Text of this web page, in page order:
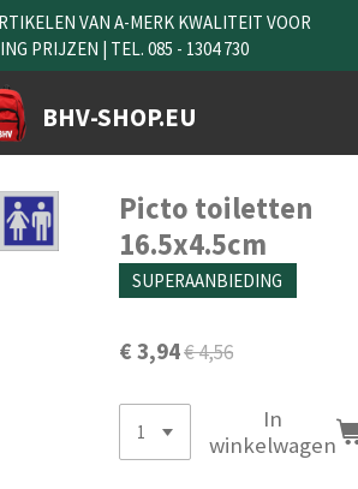
BHV-SHOP.EU
VAN A-MERK KWALITEIT VOOR
PRIJZEN | TEL. 085 - 1304 730
Picto toiletten
16.5x4.5cm
SUPERAANBIEDING
€ 3,94€ 4,56
In
winkelwagen